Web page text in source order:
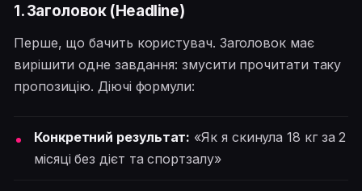
1. Заголовок (Headline)
Перше, що бачить користувач. Заголовок має
вирішити одне завдання: змусити прочитати таку
пропозицію. Діючі формули:
Конкретний результат: «Як я скинула 18 кг за 2
місяці без дієт та спортзалу»